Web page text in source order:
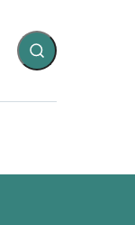
Fold søgefelt ud